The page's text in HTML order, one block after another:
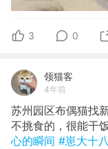
3 0
领猫客
4年前
苏州园区布偶猫找
不挑食的，很能干
心的瞬间 #崽大十